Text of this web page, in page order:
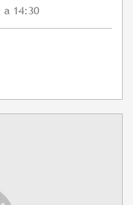
a 14:30